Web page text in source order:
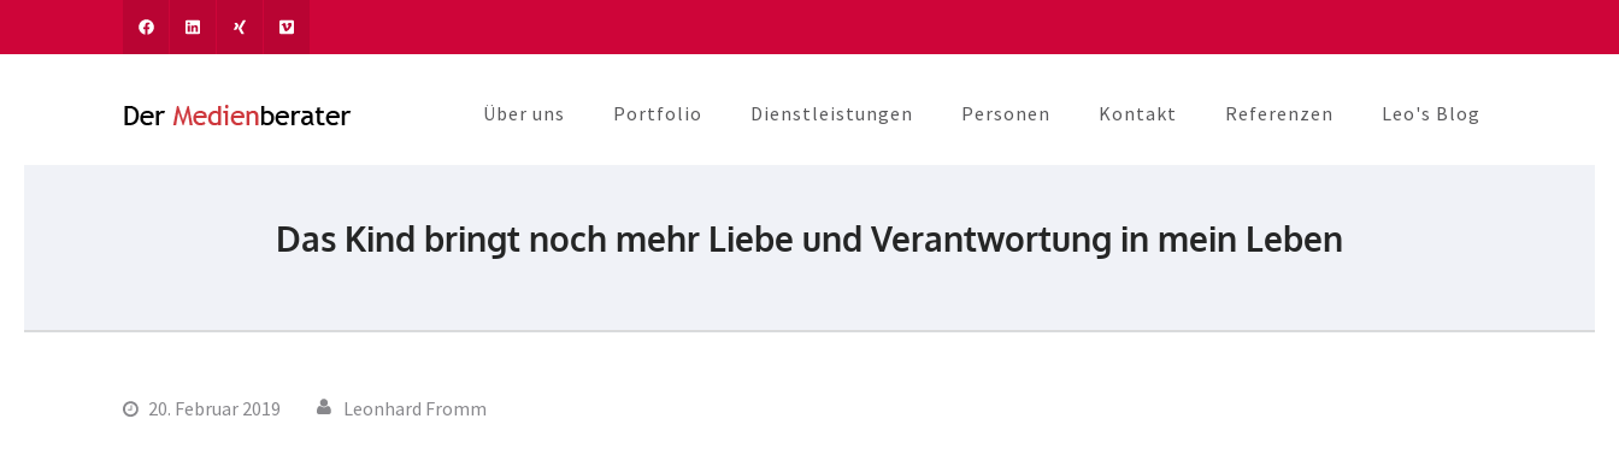
Über uns Portfolio Dienstleistungen Personen Kontakt Referenzen Leo's Blog
Das Kind bringt noch mehr Liebe und Verantwortung in mein Leben
20. Februar 2019 Leonhard Fromm